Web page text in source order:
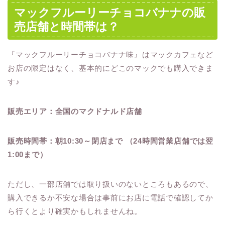
マックフルーリーチョコバナナの販
売店舗と時間帯は？
『マックフルーリーチョコバナナ味』はマックカフェなど
お店の限定はなく、基本的にどこのマックでも購入できま
す♪
販売エリア：全国のマクドナルド店舗
販売時間帯：朝10:30～閉店まで （24時間営業店舗では翌
1:00まで）
ただし、一部店舗では取り扱いのないところもあるので、
購入できるか不安な場合は事前にお店に電話で確認してか
ら行くとより確実かもしれませんね。